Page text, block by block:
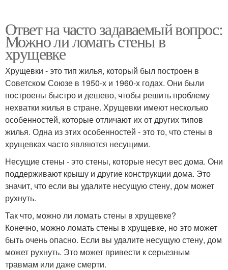
Ответ на часто задаваемый вопрос:
Можно ли ломать стены в
хрущевке
Хрущевки - это тип жилья, который был построен в
Советском Союзе в 1950-х и 1960-х годах. Они были
построены быстро и дешево, чтобы решить проблему
нехватки жилья в стране. Хрущевки имеют несколько
особенностей, которые отличают их от других типов
жилья. Одна из этих особенностей - это то, что стены в
хрущевках часто являются несущими.
Несущие стены - это стены, которые несут вес дома. Они
поддерживают крышу и другие конструкции дома. Это
значит, что если вы удалите несущую стену, дом может
рухнуть.
Так что, можно ли ломать стены в хрущевке?
Конечно, можно ломать стены в хрущевке, но это может
быть очень опасно. Если вы удалите несущую стену, дом
может рухнуть. Это может привести к серьезным
травмам или даже смерти.